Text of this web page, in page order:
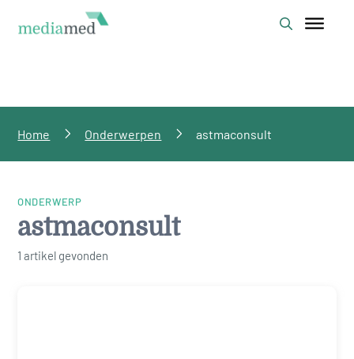
Home Onderwerpen astmaconsult
ONDERWERP
astmaconsult
1 artikel gevonden